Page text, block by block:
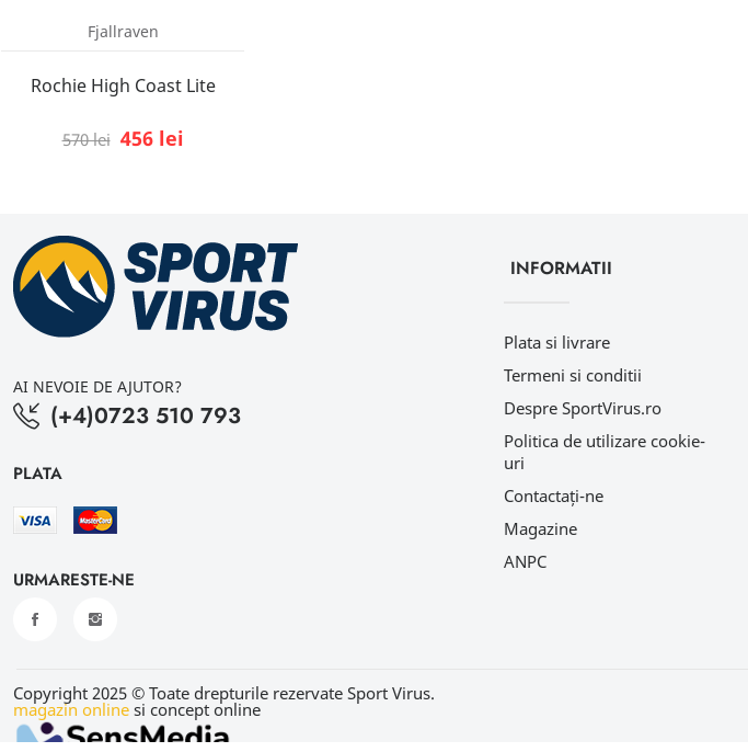
Fjallraven
Rochie High Coast Lite
570 lei 456 lei
AI NEVOIE DE AJUTOR?
(+4)0723 510 793
PLATA
URMARESTE-NE
INFORMATII
Plata si livrare
Termeni si conditii
Despre SportVirus.ro
Politica de utilizare cookie-
uri
Contactați-ne
Magazine
ANPC
Copyright 2025 © Toate drepturile rezervate Sport Virus.
magazin online si concept online